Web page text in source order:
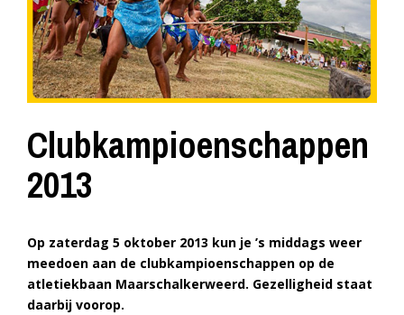
Clubkampioenschappen
2013
Op zaterdag 5 oktober 2013 kun je ’s middags weer
meedoen aan de clubkampioenschappen op de
atletiekbaan Maarschalkerweerd. Gezelligheid staat
daarbij voorop.